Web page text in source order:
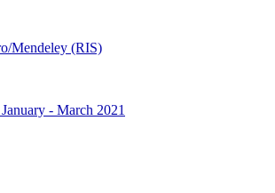
Mendeley (RIS)
- March 2021